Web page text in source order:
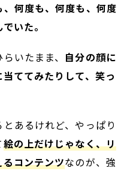
何度も、何度も、何度
いた。
いたまま、 自分の顔に
ててみたりして、笑っ
あるけれど、やっぱり
絵の上だけじゃなく、リ
コンテンツなのが、強